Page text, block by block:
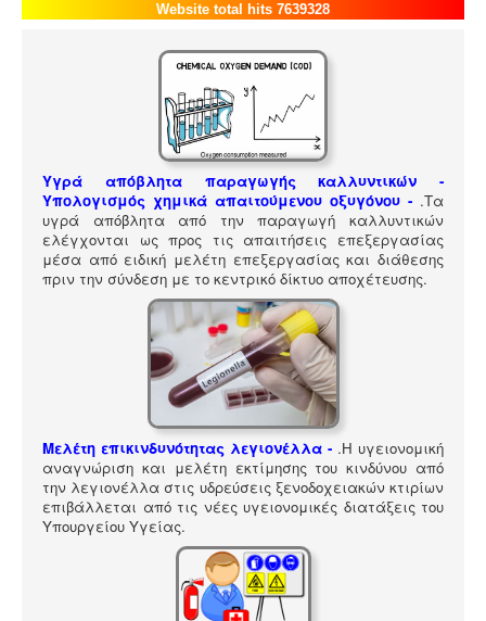
Επιχείρηση
Website total hits 7639328
Υγρά απόβλητα παραγωγής καλλυντικών -
Υπολογισμός χημικά απαιτούμενου οξυγόνου - .Τα
υγρά απόβλητα από την παραγωγή καλλυντικών
ελέγχονται ως προς τις απαιτήσεις επεξεργασίας
μέσα από ειδική μελέτη επεξεργασίας και διάθεσης
πριν την σύνδεση με το κεντρικό δίκτυο αποχέτευσης.
Μελέτη επικινδυνότητας λεγιονέλλα - .Η υγειονομική
αναγνώριση και μελέτη εκτίμησης του κινδύνου από
την λεγιονέλλα στις υδρεύσεις ξενοδοχειακών κτιρίων
επιβάλλεται από τις νέες υγειονομικές διατάξεις του
Υπουργείου Υγείας.